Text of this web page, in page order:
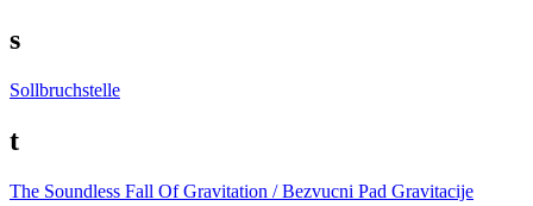
s
Sollbruchstelle
t
The Soundless Fall Of Gravitation / Bezvucni Pad Gravitacije